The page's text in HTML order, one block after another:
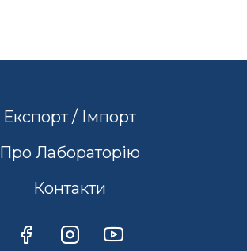
Експорт / Імпорт
Про Лабораторію
Контакти